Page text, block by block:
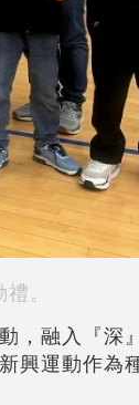
。
，融入『深
興運動作為